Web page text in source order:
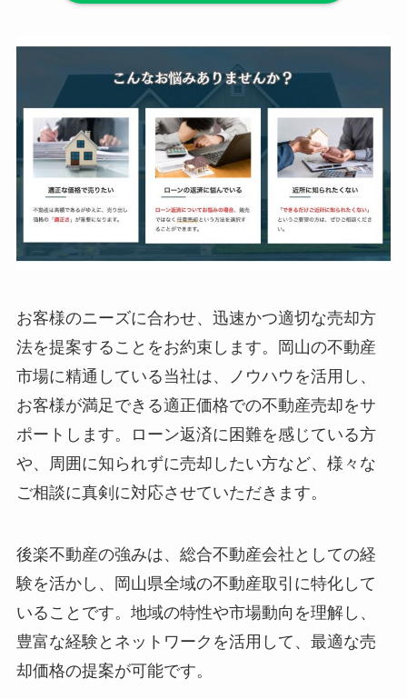
お客様のニーズに合わせ、迅速かつ適切な売却方
法を提案することをお約束します。岡山の不動産
市場に精通している当社は、ノウハウを活用し、
お客様が満足できる適正価格での不動産売却をサ
ポートします。ローン返済に困難を感じている方
や、周囲に知られずに売却したい方など、様々な
ご相談に真剣に対応させていただきます。
後楽不動産の強みは、総合不動産会社としての経
験を活かし、岡山県全域の不動産取引に特化して
いることです。地域の特性や市場動向を理解し、
豊富な経験とネットワークを活用して、最適な売
却価格の提案が可能です。